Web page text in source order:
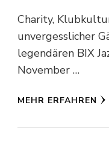
Charity,
unvergesslicher
legendären BIX
November …
MEHR ERFAHREN